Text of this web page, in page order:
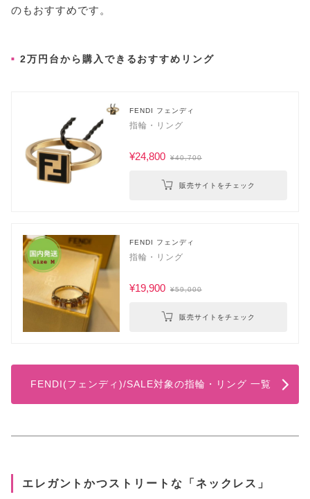
のもおすすめです。
2万円台から購入できるおすすめリング
FENDI フェンディ
指輪・リング
¥24,800 ¥40,700
販売サイトをチェック
FENDI フェンディ
指輪・リング
¥19,900 ¥59,000
販売サイトをチェック
FENDI(フェンディ)/SALE対象の指輪・リング 一覧
エレガントかつストリートな「ネックレス」